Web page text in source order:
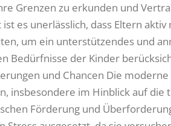
Grenzen zu erkunden und
es unerlässlich, dass Eltern
um ein unterstützendes und
Bedürfnisse der Kinder
und Chancen Die
insbesondere im Hinblick auf die
Förderung und